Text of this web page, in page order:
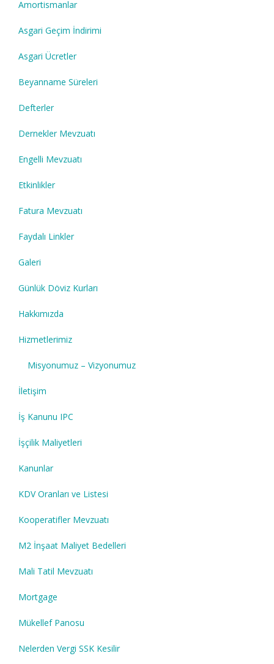
Amortismanlar
Asgari Geçim İndirimi
Asgari Ücretler
Beyanname Süreleri
Defterler
Dernekler Mevzuatı
Engelli Mevzuatı
Etkinlikler
Fatura Mevzuatı
Faydalı Linkler
Galeri
Günlük Döviz Kurları
Hakkımızda
Hizmetlerimiz
Misyonumuz – Vizyonumuz
İletişim
İş Kanunu IPC
İşçilik Maliyetleri
Kanunlar
KDV Oranları ve Listesi
Kooperatifler Mevzuatı
M2 İnşaat Maliyet Bedelleri
Mali Tatil Mevzuatı
Mortgage
Mükellef Panosu
Nelerden Vergi SSK Kesilir